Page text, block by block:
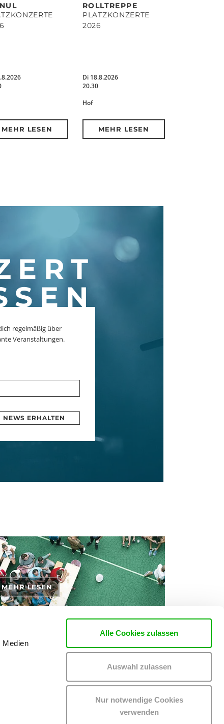
Medien
Alle Cookies zulassen
Auswahl zulassen
Nur notwendige Cookies
verwenden
MEHR LESEN
ROLLTREPPE
PLATZKONZERTE
2026
Di 18.8.2026
20.30
Hof
MEHR LESEN
regelmäßig über
Veranstaltungen.
NEWS ERHALTEN
MEHR LESEN
zu den Themen Tickets, Konzerte und Partys